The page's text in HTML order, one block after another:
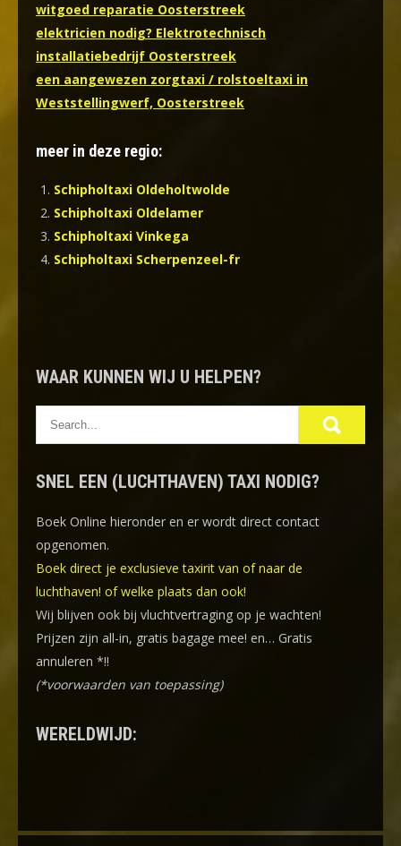
witgoed reparatie Oosterstreek
elektricien nodig? Elektrotechnisch
installatiebedrijf Oosterstreek
een aangewezen zorgtaxi / rolstoeltaxi in
Weststellingwerf, Oosterstreek
meer in deze regio:
Schipholtaxi Oldeholtwolde
Schipholtaxi Oldelamer
Schipholtaxi Vinkega
Schipholtaxi Scherpenzeel-fr
WAAR KUNNEN WIJ U HELPEN?
SNEL EEN (LUCHTHAVEN) TAXI NODIG?
Boek Online hieronder en er wordt direct contact
opgenomen.
Boek direct je exclusieve taxirit van of naar de
luchthaven! of welke plaats dan ook!
Wij blijven ook bij vluchtvertraging op je wachten!
Prijzen zijn all-in, gratis bagage mee! en… Gratis
annuleren *!!
(*voorwaarden van toepassing)
WERELDWIJD: